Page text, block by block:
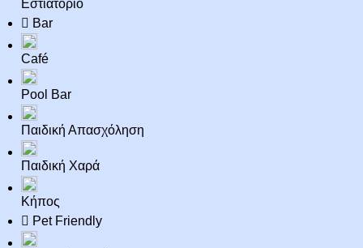
Εστιατόριο
Bar
Café
Pool Bar
Παιδική Απασχόληση
Παιδική Χαρά
Κήπος
Pet Friendly